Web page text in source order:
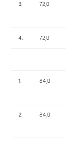
3. 72,0
4. 72,0
1. 84,0
2. 84,0